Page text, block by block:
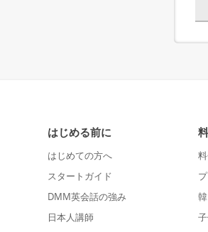
はじめる前に
はじめての方へ
スタートガイド
DMM英会話の強み
日本人講師